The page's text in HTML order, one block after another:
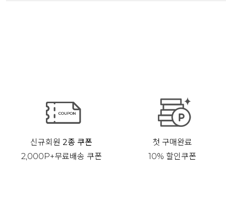
신규회원2종 쿠폰
2,000P+무료배송 쿠폰
첫 구매완료
10% 할인쿠폰